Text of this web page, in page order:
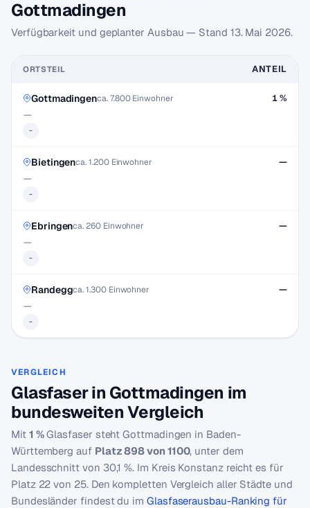
Gottmadingen
Verfügbarkeit und geplanter Ausbau — Stand 13. Mai 2026.
ORTSTEIL ANTEIL
Gottmadingenca. 7.800 Einwohner
-
—
1 %
Bietingenca. 1.200 Einwohner
-
—
—
Ebringenca. 260 Einwohner
-
—
—
Randeggca. 1.300 Einwohner
-
—
—
VERGLEICH
Glasfaser in Gottmadingen im
bundesweiten Vergleich
Mit 1 %Glasfaser steht Gottmadingen in Baden-
Württemberg auf Platz 898 von 1100, unter dem
Landesschnitt von 30,1 %. Im Kreis Konstanz reicht es für
Platz 22 von 25. Den kompletten Vergleich aller Städte und
Bundesländer findest du im Glasfaserausbau-Ranking für